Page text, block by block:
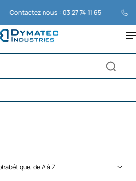
Contactez nous : 03 27 74 11 65